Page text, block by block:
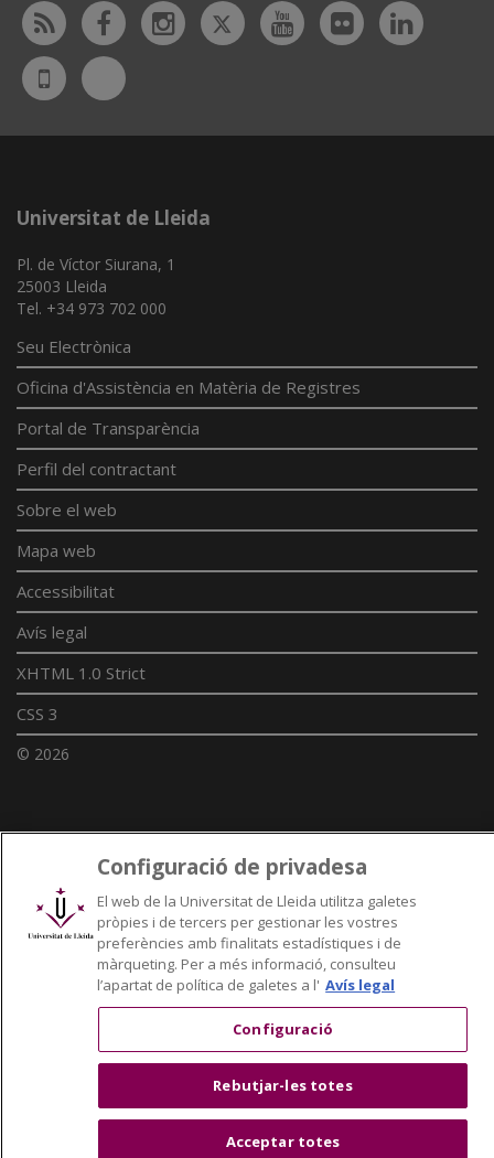
Rss FacebookInstagram
TwitterYoutubeFlickr
UdL
App
Bluesky
Universitat de Lleida
Pl. de Víctor Siurana, 1
25003 Lleida
Tel. +34 973 702 000
Seu Electrònica
Oficina d'Assistència en Matèria de Registres
Portal de Transparència
Perfil del contractant
Sobre el web
Mapa web
Accessibilitat
Avís legal
XHTML 1.0 Strict
CSS 3
© 2026
Xarxes universitàries
Configuració de privadesa
El web de la Universitat de Lleida utilitza galetes
pròpies i de tercers per gestionar les vostres
preferències amb finalitats estadístiques i de
màrqueting. Per a més informació, consulteu
l’apartat de política de galetes a l' Avís legal
Configuració
Rebutjar-les totes
Acceptar totes